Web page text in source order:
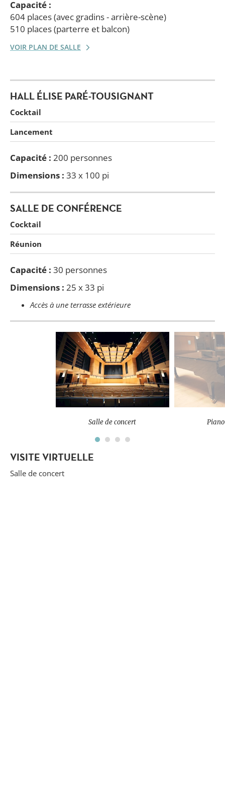
Capacité :
604 places (avec gradins - arrière-scène)
510 places (parterre et balcon)
VOIR PLAN DE SALLE
HALL ÉLISE PARÉ-TOUSIGNANT
Cocktail
Lancement
Capacité : 200 personnes
Dimensions : 33 x 100 pi
SALLE DE CONFÉRENCE
Cocktail
Réunion
Capacité : 30 personnes
Dimensions : 25 x 33 pi
Accès à une terrasse extérieure
Salle de concert
VISITE VIRTUELLE
Salle de concert